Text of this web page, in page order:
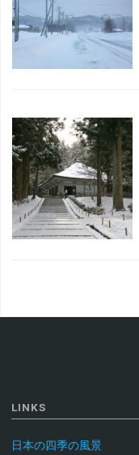
LINKS
日本の四季の風景